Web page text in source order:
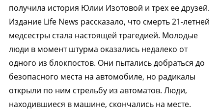
получила история Юлии Изотовой и трех ее друзей.
Издание Life News рассказало, что смерть 21-летней
медсестры стала настоящей трагедией. Молодые
люди в момент штурма оказались недалеко от
одного из блокпостов. Они пытались добраться до
безопасного места на автомобиле, но радикалы
открыли по ним стрельбу из автоматов. Люди,
находившиеся в машине, скончались на месте.